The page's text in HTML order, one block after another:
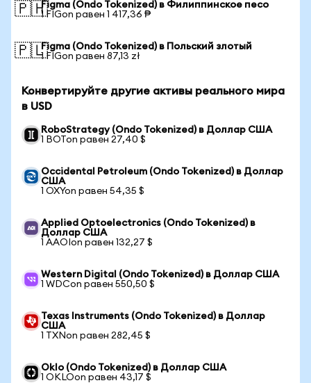
🇵🇭Figma (Ondo Tokenized) в Филиппинское песо
1 FIGon равен 1 417,36 ₱
🇵🇱Figma (Ondo Tokenized) в Польский злотый
1 FIGon равен 87,13 zł
Конвертируйте другие активы реального мира
в USD
RoboStrategy (Ondo Tokenized) в Доллар США
1 BOTon равен 27,40 $
Occidental Petroleum (Ondo Tokenized) в Доллар
США
1 OXYon равен 54,35 $
Applied Optoelectronics (Ondo Tokenized) в
Доллар США
1 AAOIon равен 132,27 $
Western Digital (Ondo Tokenized) в Доллар США
1 WDCon равен 550,50 $
Texas Instruments (Ondo Tokenized) в Доллар
США
1 TXNon равен 282,45 $
Oklo (Ondo Tokenized) в Доллар США
1 OKLOon равен 43,17 $